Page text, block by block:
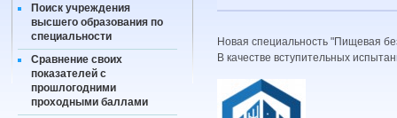
Поиск учреждения
высшего образования по
специальности
Сравнение своих
показателей с
прошлогодними
проходными баллами
Новая специальность "Пищевая
В качестве вступительных